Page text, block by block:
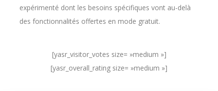
expérimenté dont les besoins spécifiques vont au-delà
des fonctionnalités offertes en mode gratuit.
[yasr_visitor_votes size= »medium »]
[yasr_overall_rating size= »medium »]